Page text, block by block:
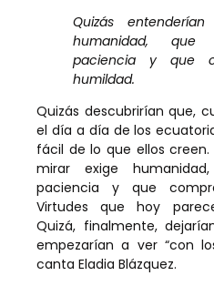
Quizás
humanidad, que
paciencia y que
humildad.
Quizás descubrirían que,
el día a día de los
fácil de lo que ellos
mirar exige
paciencia y que
Virtudes que hoy
Quizá, finalmente,
empezarían a ver “con
canta Eladia Blázquez.